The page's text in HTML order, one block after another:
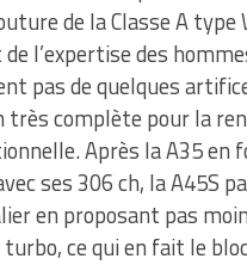
de la Classe A type
l’expertise des
pas de quelques
très complète pour la
Après la A35 en
ses 306 ch, la A45S
en proposant pas
ce qui en fait le